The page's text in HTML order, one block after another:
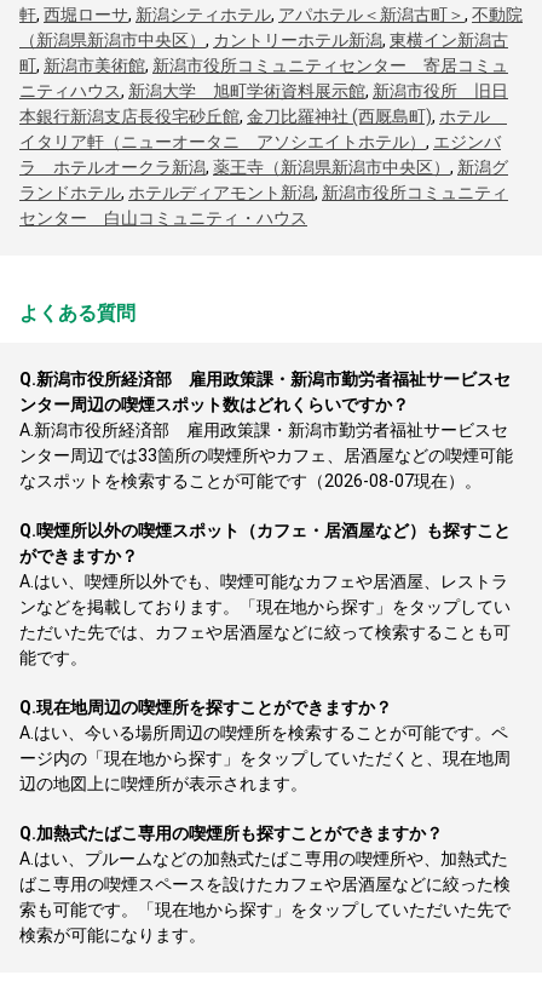
軒, 西堀ローサ, 新潟シティホテル, アパホテル＜新潟古町＞, 不動院
（新潟県新潟市中央区） , カントリーホテル新潟, 東横イン新潟古
町, 新潟市美術館, 新潟市役所コミュニティセンター 寄居コミュ
ニティハウス, 新潟大学 旭町学術資料展示館, 新潟市役所 旧日
本銀行新潟支店長役宅砂丘館, 金刀比羅神社 (西厩島町), ホテル
イタリア軒（ニューオータニ アソシエイトホテル） , エジンバ
ラ ホテルオークラ新潟, 薬王寺（新潟県新潟市中央区） , 新潟グ
ランドホテル, ホテルディアモント新潟, 新潟市役所コミュニティ
センター 白山コミュニティ・ハウス
よくある質問
Q.新潟市役所経済部 雇用政策課・新潟市勤労者福祉サービスセ
ンター周辺の喫煙スポット数はどれくらいですか？
A. 新潟市役所経済部 雇用政策課・新潟市勤労者福祉サービスセ
ンター周辺では33箇所の喫煙所やカフェ、居酒屋などの喫煙可能
なスポットを検索することが可能です（2026-08-07現在）。
Q.喫煙所以外の喫煙スポット（カフェ・居酒屋など）も探すこと
ができますか？
A. はい、喫煙所以外でも、喫煙可能なカフェや居酒屋、レストラ
ンなどを掲載しております。「現在地から探す」をタップしてい
ただいた先では、カフェや居酒屋などに絞って検索することも可
能です。
Q.現在地周辺の喫煙所を探すことができますか？
A. はい、今いる場所周辺の喫煙所を検索することが可能です。ペ
ージ内の「現在地から探す」をタップしていただくと、現在地周
辺の地図上に喫煙所が表示されます。
Q.加熱式たばこ専用の喫煙所も探すことができますか？
A. はい、プルームなどの加熱式たばこ専用の喫煙所や、加熱式た
ばこ専用の喫煙スペースを設けたカフェや居酒屋などに絞った検
索も可能です。「現在地から探す」をタップしていただいた先で
検索が可能になります。